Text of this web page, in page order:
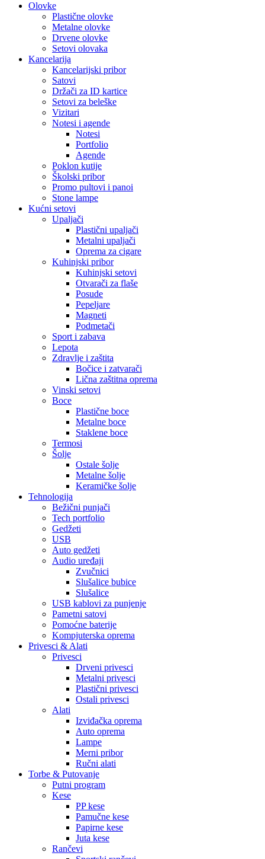
Olovke
Plastične olovke
Metalne olovke
Drvene olovke
Setovi olovaka
Kancelarija
Kancelarijski pribor
Satovi
Držači za ID kartice
Setovi za beleške
Vizitari
Notesi i agende
Notesi
Portfolio
Agende
Poklon kutije
Školski pribor
Promo pultovi i panoi
Stone lampe
Kućni setovi
Upaljači
Plastični upaljači
Metalni upaljači
Oprema za cigare
Kuhinjski pribor
Kuhinjski setovi
Otvarači za flaše
Posude
Pepeljare
Magneti
Podmetači
Sport i zabava
Lepota
Zdravlje i zaštita
Bočice i zatvarači
Lična zaštitna oprema
Vinski setovi
Boce
Plastične boce
Metalne boce
Staklene boce
Termosi
Šolje
Ostale šolje
Metalne šolje
Keramičke šolje
Tehnologija
Bežični punjači
Tech portfolio
Gedžeti
USB
Auto gedžeti
Audio uređaji
Zvučnici
Slušalice bubice
Slušalice
USB kablovi za punjenje
Pametni satovi
Pomoćne baterije
Kompjuterska oprema
Privesci & Alati
Privesci
Drveni privesci
Metalni privesci
Plastični privesci
Ostali privesci
Alati
Izviđačka oprema
Auto oprema
Lampe
Merni pribor
Ručni alati
Torbe & Putovanje
Putni program
Kese
PP kese
Pamučne kese
Papirne kese
Juta kese
Rančevi